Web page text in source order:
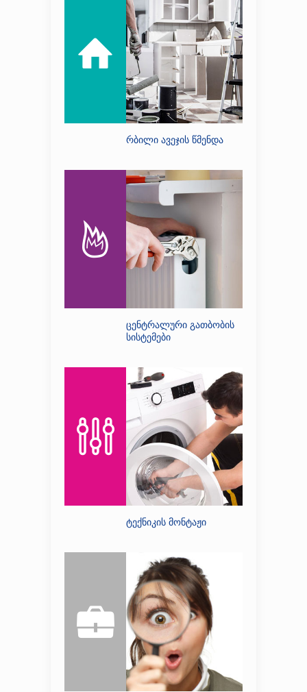
რბილი ავეჯის წმენდა
ცენტრალური გათბობის
სისტემები
ტექნიკის მონტაჟი